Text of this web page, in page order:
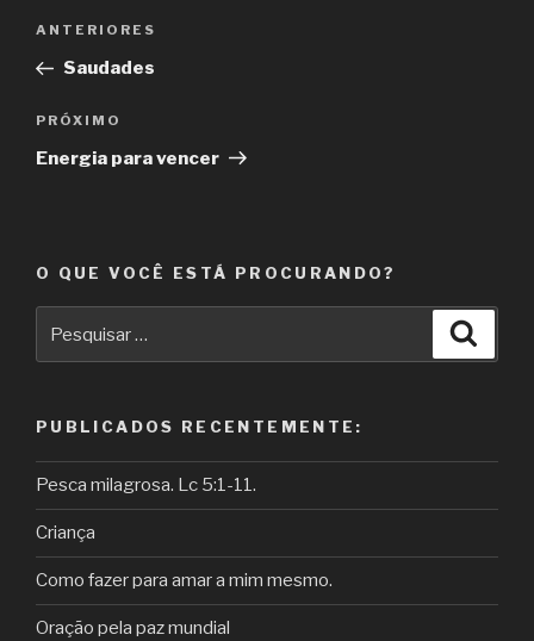
Post
Post
anterior
ANTERIORES
Saudades
Próximo
post
PRÓXIMO
Energia para vencer
O QUE VOCÊ ESTÁ PROCURANDO?
por:
PUBLICADOS RECENTEMENTE:
Pesca milagrosa. Lc 5:1-11.
Criança
Como fazer para amar a mim mesmo.
Oração pela paz mundial